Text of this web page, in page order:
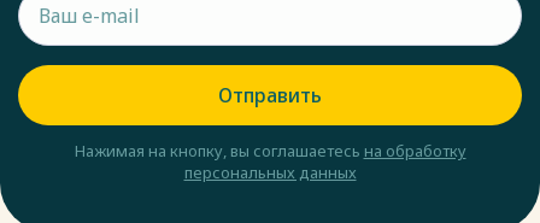
Отправить
Нажимая на кнопку, вы соглашаетесь на обработку
персональных данных